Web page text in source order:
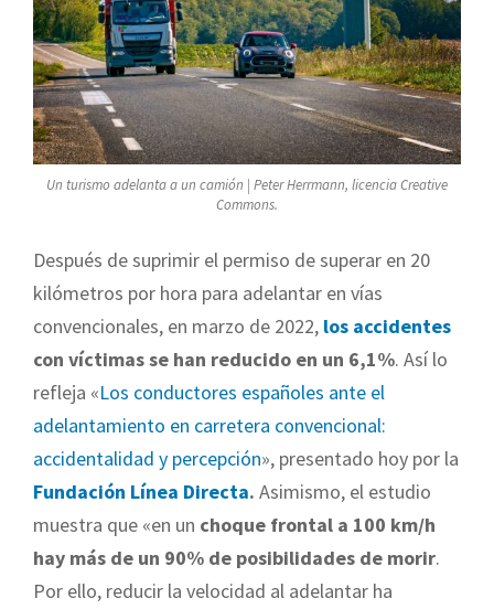
Un turismo adelanta a un camión | Peter Herrmann, licencia Creative
Commons.
Después de suprimir el permiso de superar en 20
kilómetros por hora para adelantar en vías
convencionales, en marzo de 2022, los accidentes
con víctimas se han reducido en un 6,1%. Así lo
refleja «Los conductores españoles ante el
adelantamiento en carretera convencional:
accidentalidad y percepción», presentado hoy por la
Fundación Línea Directa. Asimismo, el estudio
muestra que «en un choque frontal a 100 km/h
hay más de un 90% de posibilidades de morir.
Por ello, reducir la velocidad al adelantar ha